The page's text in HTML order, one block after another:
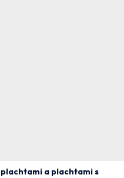
a plachtami s